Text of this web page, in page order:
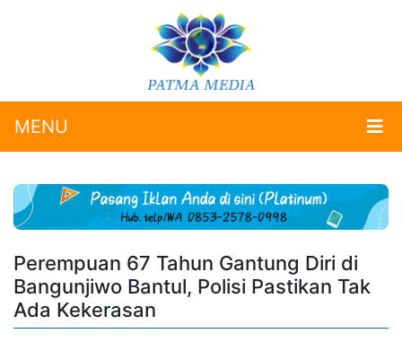
MENU
Perempuan 67 Tahun Gantung Diri di
Bangunjiwo Bantul, Polisi Pastikan Tak
Ada Kekerasan